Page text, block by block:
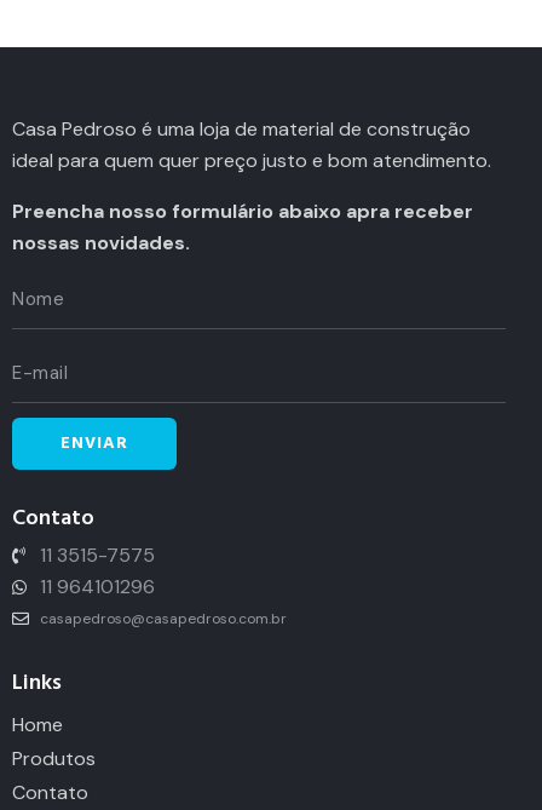
Casa Pedroso é uma loja de material de construção
ideal para quem quer preço justo e bom atendimento.
Preencha nosso formulário abaixo apra receber
nossas novidades.
Contato
11 3515-7575
11 964101296
casapedroso@casapedroso.com.br
Links
Home
Produtos
Contato